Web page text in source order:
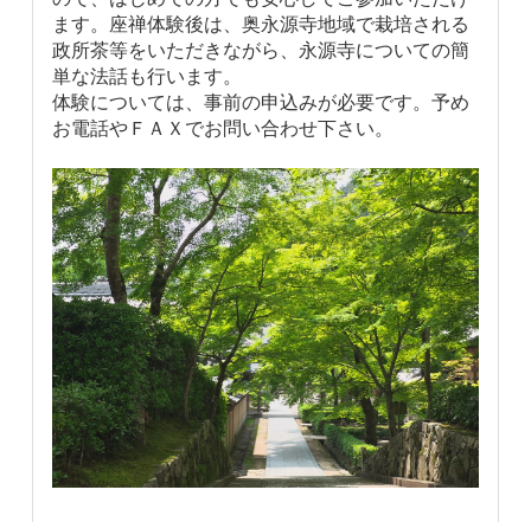
ます。座禅体験後は、奥永源寺地域で栽培される
政所茶等をいただきながら、永源寺についての簡
単な法話も行います。
体験については、事前の申込みが必要です。予め
お電話やＦＡＸでお問い合わせ下さい。